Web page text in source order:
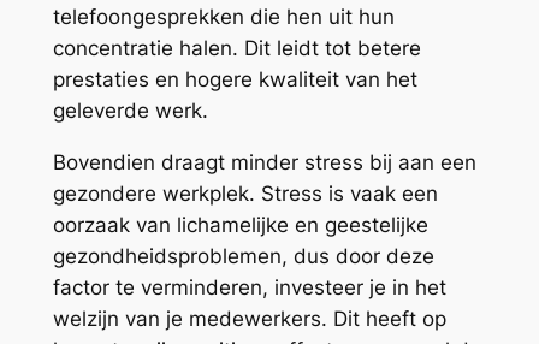
telefoongesprekken die hen uit hun
concentratie halen. Dit leidt tot betere
prestaties en hogere kwaliteit van het
geleverde werk.
Bovendien draagt minder stress bij aan een
gezondere werkplek. Stress is vaak een
oorzaak van lichamelijke en geestelijke
gezondheidsproblemen, dus door deze
factor te verminderen, investeer je in het
welzijn van je medewerkers. Dit heeft op